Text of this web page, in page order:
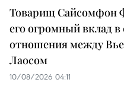
Товарищ Сайсомфон
его огромный вклад в
отношения между
Лаосом
10/08/2026 04:11